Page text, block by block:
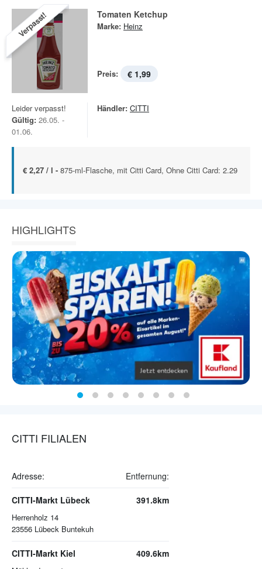
Verpasst! Tomaten Ketchup
Marke: Heinz
Preis: € 1,99
Leider verpasst!
Gültig: 26.05. -
01.06.
Händler: CITTI
€ 2,27 / l - 875-ml-Flasche, mit Citti Card, Ohne Citti Card: 2.29
HIGHLIGHTS
CITTI FILIALEN
Adresse: Entfernung:
CITTI-Markt Lübeck
Herrenholz 14
23556 Lübeck Buntekuh
391.8km
CITTI-Markt Kiel 409.6km